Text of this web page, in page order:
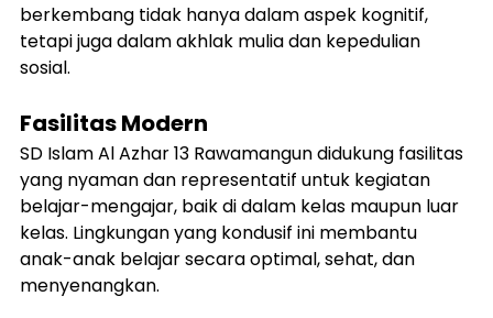
berkembang tidak hanya dalam aspek kognitif,
tetapi juga dalam akhlak mulia dan kepedulian
sosial.
Fasilitas Modern
SD Islam Al Azhar 13 Rawamangun didukung fasilitas
yang nyaman dan representatif untuk kegiatan
belajar-mengajar, baik di dalam kelas maupun luar
kelas. Lingkungan yang kondusif ini membantu
anak-anak belajar secara optimal, sehat, dan
menyenangkan.